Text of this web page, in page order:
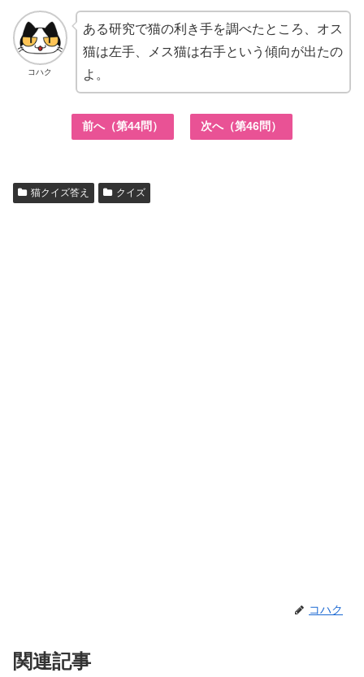
コハク
ある研究で猫の利き手を調べたところ、オス
猫は左手、メス猫は右手という傾向が出たの
よ。
前へ（第44問） 次へ（第46問）
猫クイズ答え クイズ
コハク
関連記事